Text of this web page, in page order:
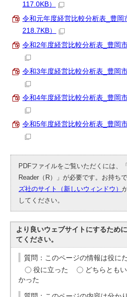
117.0KB）
令和元年度経営比較分析表_豊岡
218.7KB）
令和2年度経営比較分析表_豊岡
令和3年度経営比較分析表_豊岡
令和4年度経営比較分析表_豊岡
令和5年度経営比較分析表_豊岡
PDFファイルをご覧いただくには、
Reader（R）」が必要です。お持ち
ズ社のサイト（新しいウィンドウ）
してください。
より良いウェブサイトにするため
てください。
質問：このページの情報は役に
役に立った
どちらとも
かった